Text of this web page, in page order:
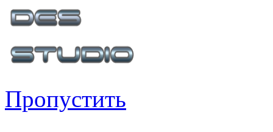
Пропустить